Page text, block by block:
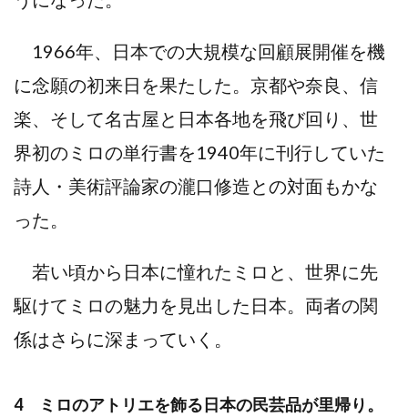
1966年、⽇本での⼤規模な回顧展開催を機
に念願の初来⽇を果たした。京都や奈良、信
楽、そして名古屋と⽇本各地を⾶び回り、世
界初のミロの単⾏書を1940年に刊⾏していた
詩⼈・美術評論家の瀧⼝修造との対⾯もかな
った。
若い頃から⽇本に憧れたミロと、世界に先
駆けてミロの魅⼒を⾒出した⽇本。両者の関
係はさらに深まっていく。
4 ミロのアトリエを飾る⽇本の⺠芸品が⾥帰り。